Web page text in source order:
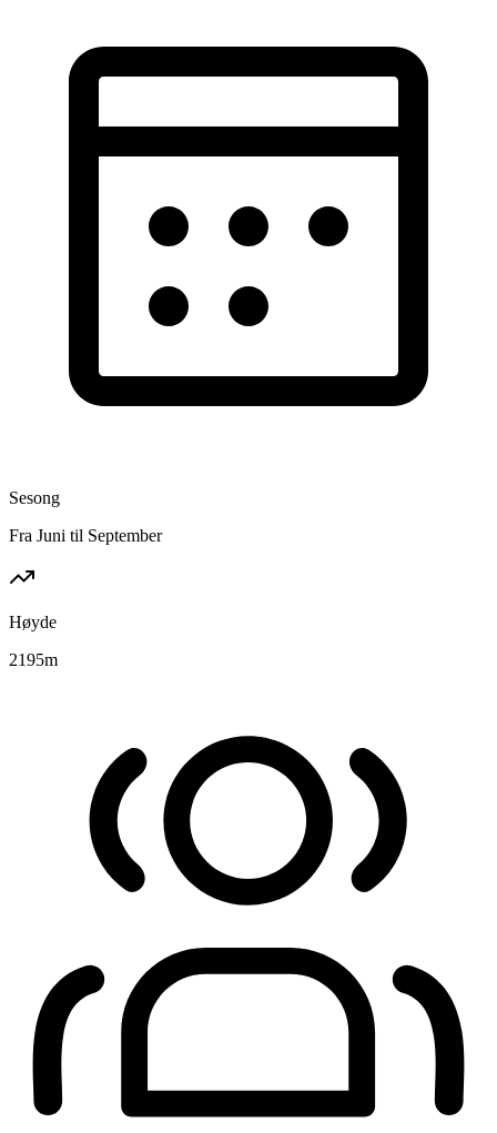
Sesong
Fra Juni til September
Høyde
2195m